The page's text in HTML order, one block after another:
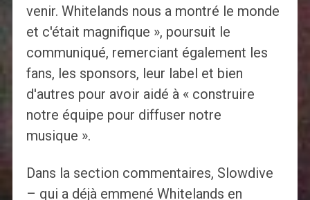
venir. Whitelands nous a montré le monde
et c'était magnifique », poursuit le
communiqué, remerciant également les
fans, les sponsors, leur label et bien
d'autres pour avoir aidé à « construire
notre équipe pour diffuser notre
musique ».
Dans la section commentaires, Slowdive
– qui a déjà emmené Whitelands en